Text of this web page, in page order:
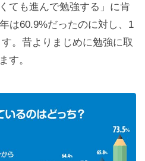
ても進んで勉強する」に肯
は60.9%だったのに対し、1
。昔よりまじめに勉強に取
す。